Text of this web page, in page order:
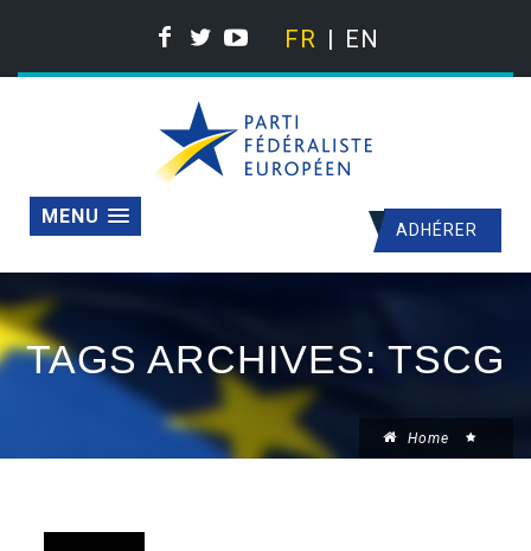
FR EN
ADHÉRER
MENU
TAGS ARCHIVES: TSCG
Home